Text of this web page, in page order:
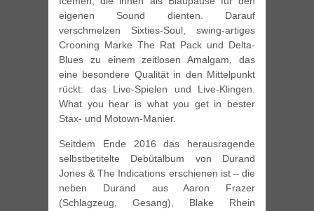
eigenen Sound dienten. Darauf
verschmelzen Sixties-Soul, swing-artiges
Crooning Marke The Rat Pack und Delta-
Blues zu einem zeitlosen Amalgam, das
eine besondere Qualität in den Mittelpunkt
rückt: das Live-Spielen und Live-Klingen.
What you hear is what you get in bester
Stax- und Motown-Manier.
Seitdem Ende 2016 das herausragende
selbstbetitelte Debütalbum von Durand
Jones & The Indications erschienen ist – die
neben Durand aus Aaron Frazer
(Schlagzeug, Gesang), Blake Rhein